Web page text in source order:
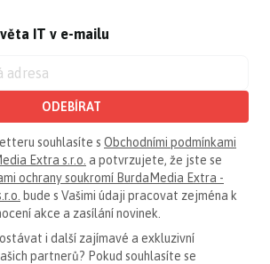
IT v e-mailu
ODEBÍRAT
souhlasíte s Obchodními podmínkami
Extra s.r.o. a potvrzujete, že jste se
ochrany soukromí BurdaMedia Extra -
bude s Vašimi údaji pracovat zejména k
akce a zasílání novinek.
i další zajímavé a exkluzivní
partnerů? Pokud souhlasíte se